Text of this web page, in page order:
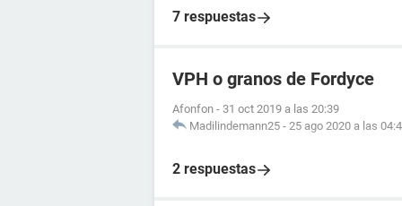
7 respuestas
VPH o granos de Fordyce
Afonfon - 31 oct 2019 a las 20:39
Madilindemann25 - 25 ago 2020 a las
2 respuestas